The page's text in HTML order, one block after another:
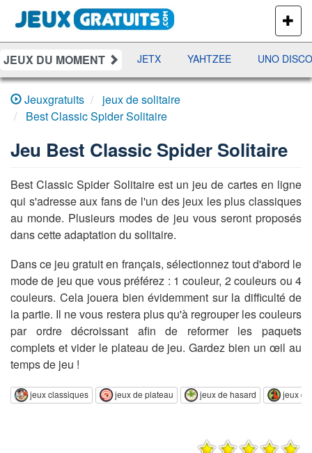
PLUS
DE
JEUX
JEUX DU MOMENT
DAMES RAMI JETX YAHTZEE UNO DISCO
Jeuxgratuits
jeux de solitaire
Best Classic Spider Solitaire
Jeu Best Classic Spider Solitaire
Best Classic Spider Solitaire est un jeu de cartes en ligne
qui s'adresse aux fans de l'un des jeux les plus classiques
au monde. Plusieurs modes de jeu vous seront proposés
dans cette adaptation du solitaire.
Dans ce jeu gratuit en français, sélectionnez tout d'abord le
mode de jeu que vous préférez : 1 couleur, 2 couleurs ou 4
couleurs. Cela jouera bien évidemment sur la difficulté de
la partie. Il ne vous restera plus qu'à regrouper les couleurs
par ordre décroissant afin de reformer les paquets
complets et vider le plateau de jeu. Gardez bien un œil au
temps de jeu !
jeux classiques jeux de plateau jeux de hasard jeux